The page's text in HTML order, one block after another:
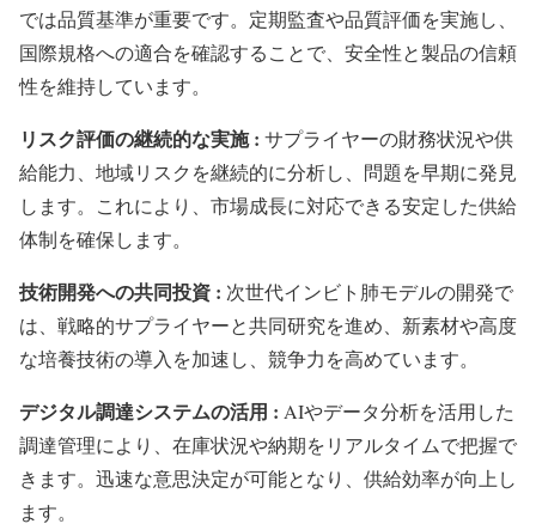
では品質基準が重要です。定期監査や品質評価を実施し、
国際規格への適合を確認することで、安全性と製品の信頼
性を維持しています。
リスク評価の継続的な実施 : サプライヤーの財務状況や供
給能力、地域リスクを継続的に分析し、問題を早期に発見
します。これにより、市場成長に対応できる安定した供給
体制を確保します。
技術開発への共同投資 : 次世代インビト肺モデルの開発で
は、戦略的サプライヤーと共同研究を進め、新素材や高度
な培養技術の導入を加速し、競争力を高めています。
デジタル調達システムの活用 : AIやデータ分析を活用した
調達管理により、在庫状況や納期をリアルタイムで把握で
きます。迅速な意思決定が可能となり、供給効率が向上し
ます。